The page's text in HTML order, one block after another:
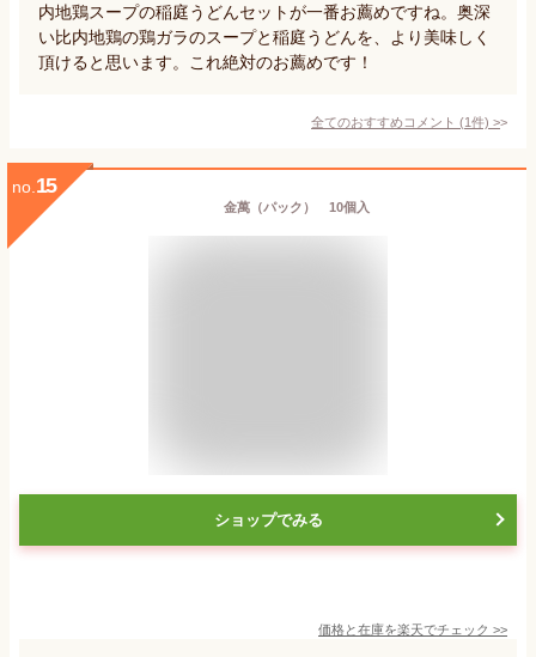
内地鶏スープの稲庭うどんセットが一番お薦めですね。奥深
い比内地鶏の鶏ガラのスープと稲庭うどんを、より美味しく
頂けると思います。これ絶対のお薦めです！
全てのおすすめコメント (1件) >
no. 15
金萬（パック） 10個入
ショップでみる
価格と在庫を楽天でチェック >>